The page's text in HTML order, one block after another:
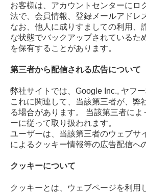
お客様は、アカウントセンターにロ
法で、会員情報、登録メールアドレ
なお、他人に成りすましての利用、
な状態でバックアップされているた
を保有することがあります。
第三者から配信される広告について
弊社サイトでは、Google Inc., ヤフ
これに関連して、当該第三者が、弊
る場合があります。 当該第三者に
ーに従って取り扱われます。
ユーザーは、当該第三者のウェブサ
によるクッキー情報等の広告配信へ
クッキーについて
クッキーとは、ウェブページを利用